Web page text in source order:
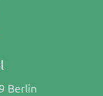
Berlin